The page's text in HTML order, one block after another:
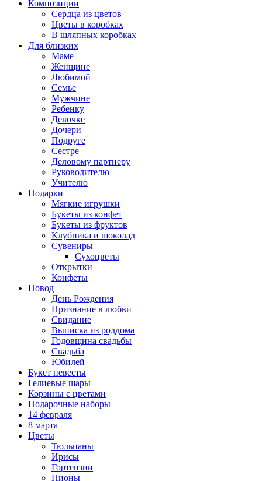
Композиции
Сердца из цветов
Цветы в коробках
В шляпных коробках
Для близких
Маме
Женщине
Любимой
Семье
Мужчине
Ребенку
Девочке
Дочери
Подруге
Сестре
Деловому партнеру
Руководителю
Учителю
Подарки
Мягкие игрушки
Букеты из конфет
Букеты из фруктов
Клубника и шоколад
Сувениры
Сухоцветы
Открытки
Конфеты
Повод
День Рождения
Признание в любви
Свидание
Выписка из роддома
Годовщина свадьбы
Свадьба
Юбилей
Букет невесты
Гелиевые шары
Корзины с цветами
Подарочные наборы
14 февраля
8 марта
Цветы
Тюльпаны
Ирисы
Гортензии
Пионы